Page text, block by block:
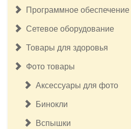
Программное обеспечение
Сетевое оборудование
Товары для здоровья
Фото товары
Аксессуары для фото
Бинокли
Вспышки